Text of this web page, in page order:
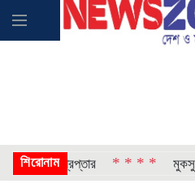
শিরোনাম
ছেলে গ্রেপ্তার * * * *